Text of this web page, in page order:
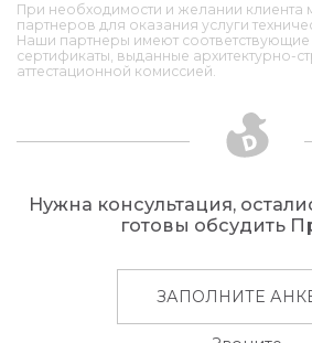
При необходимости и желании клиента
партнеров для оказания услуги
Наши партнеры имеют
сертификаты, выданные архитектурно-
аттестационной комиссией.
Нужна консультация,
готовы обсудить
ЗАПОЛНИТЕ